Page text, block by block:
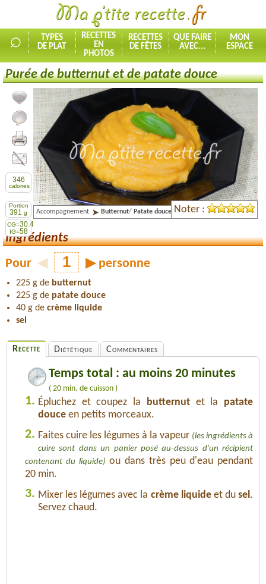
⌕
TYPES
DE PLAT
RECETTES
EN
PHOTOS
RECETTES
DE FÊTES
QUE FAIRE
AVEC...
MON
ESPACE
Purée de butternut et de patate douce
Ajouter la recette à mes favorites
Commenter, noter la recette
Imprimer la recette
Partager cette recette
346
calories
Portion
391 g
CG=30.4
IG=58
Accompagnement Butternut/ Patate douce Noter :
Ingrédients
Pour ◀ ▶ personne
225 g de butternut
225 g de patate douce
40 g de crème liquide
sel
Recette Diététique Commentaires
Temps total : au moins 20 minutes
( 20 min. de cuisson )
1. Épluchez et coupez la butternutet la patate
douce en petits morceaux.
2. Faites cuire les légumes à la vapeur (les ingrédients à
cuire sont dans un panier posé au-dessus d'un récipient
contenant du liquide) ou dans très peu d'eau pendant
20 min.
3. Mixer les légumes avec la crème liquideet dusel .
Servez chaud.